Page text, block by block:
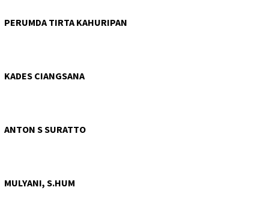
PERUMDA TIRTA KAHURIPAN
KADES CIANGSANA
ANTON S SURATTO
MULYANI, S.HUM